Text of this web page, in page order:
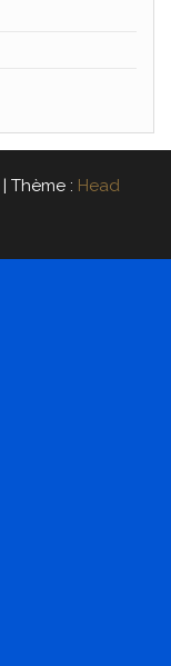
| Thème : Head